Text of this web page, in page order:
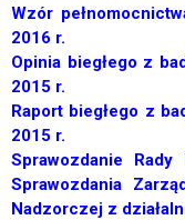
Wzór
2016 r.
Opinia biegłego z
2015 r.
Raport biegłego z
2015 r.
Sprawozdanie
Sprawozdania
Nadzorczej z